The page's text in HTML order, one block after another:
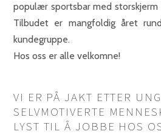
populær sportsbar med
Tilbudet er mangfoldig året
kundegruppe.
Hos oss er alle velkomne!
VI ER PÅ JAKT ETTER
SELVMOTIVERTE
LYST TIL Å JOBBE HOS